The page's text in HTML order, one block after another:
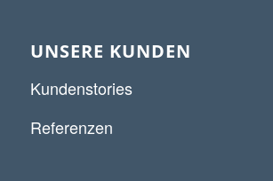
UNSERE KUNDEN
Kundenstories
Referenzen